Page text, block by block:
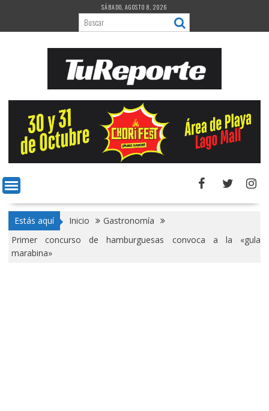
contenido
SÁBADO, AGOSTO 8, 2026
Estás aquí Inicio
Gastronomía
Primer concurso de hamburguesas convoca a la «gula
marabina»